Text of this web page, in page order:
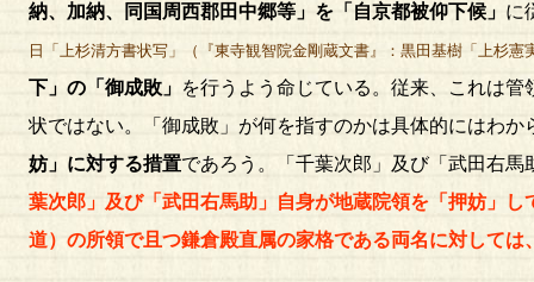
納、加納、同国周西郡田中郷等」を「自京都被仰下候」 に
日「上杉清方書状写」（『東寺観智院金剛蔵文書』：黒田基樹「上杉憲
下」の「御成敗」 を行うよう命じている。従来、これは
状ではない。「御成敗」が何を指すのかは具体的にはわ
妨」に対する措置であろう。「千葉次郎」及び「武田右
葉次郎」及び「武田右馬助」自身が地蔵院領を「押妨」
道）の所領で且つ鎌倉殿直属の家格である両名に対しては